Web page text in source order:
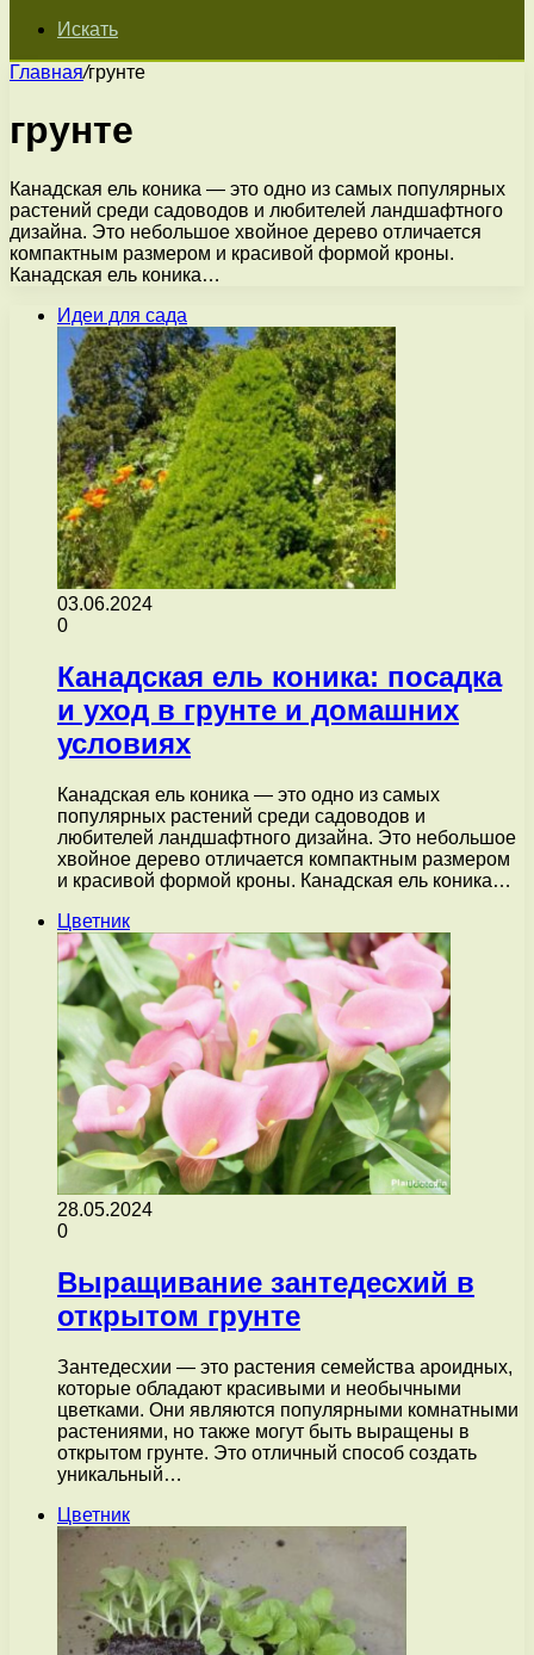
Искать
Главная/грунте
грунте
Канадская ель коника — это одно из самых популярных
растений среди садоводов и любителей ландшафтного
дизайна. Это небольшое хвойное дерево отличается
компактным размером и красивой формой кроны.
Канадская ель коника…
Идеи для сада
03.06.2024
0
Канадская ель коника: посадка
и уход в грунте и домашних
условиях
Канадская ель коника — это одно из самых
популярных растений среди садоводов и
любителей ландшафтного дизайна. Это небольшое
хвойное дерево отличается компактным размером
и красивой формой кроны. Канадская ель коника…
Цветник
28.05.2024
0
Выращивание зантедесхий в
открытом грунте
Зантедесхии — это растения семейства ароидных,
которые обладают красивыми и необычными
цветками. Они являются популярными комнатными
растениями, но также могут быть выращены в
открытом грунте. Это отличный способ создать
уникальный…
Цветник